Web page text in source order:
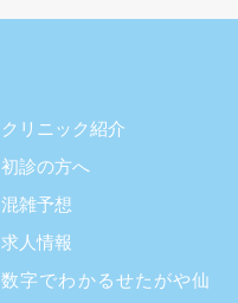
クリニック紹介
初診の方へ
混雑予想
求人情報
数字でわかるせたがや仙